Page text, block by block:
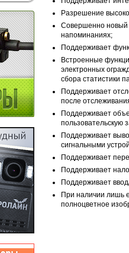
Разрешение
Совершенно новый
напоминаниях;
Поддерживает
Встроенные
электронных
сбора статистики
Поддерживает
после
Поддерживает
пользовательскую
Поддерживает
сигнальными
Поддерживает
Поддерживает
Поддерживает
При наличии лишь
полноцветное